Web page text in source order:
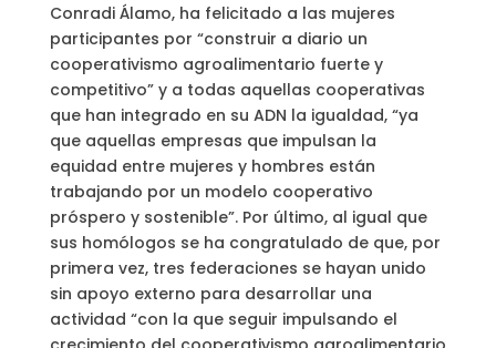
Conradi Álamo, ha felicitado a las mujeres
participantes por “construir a diario un
cooperativismo agroalimentario fuerte y
competitivo” y a todas aquellas cooperativas
que han integrado en su ADN la igualdad, “ya
que aquellas empresas que impulsan la
equidad entre mujeres y hombres están
trabajando por un modelo cooperativo
próspero y sostenible”. Por último, al igual que
sus homólogos se ha congratulado de que, por
primera vez, tres federaciones se hayan unido
sin apoyo externo para desarrollar una
actividad “con la que seguir impulsando el